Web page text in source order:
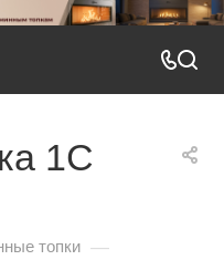
1C
топки —